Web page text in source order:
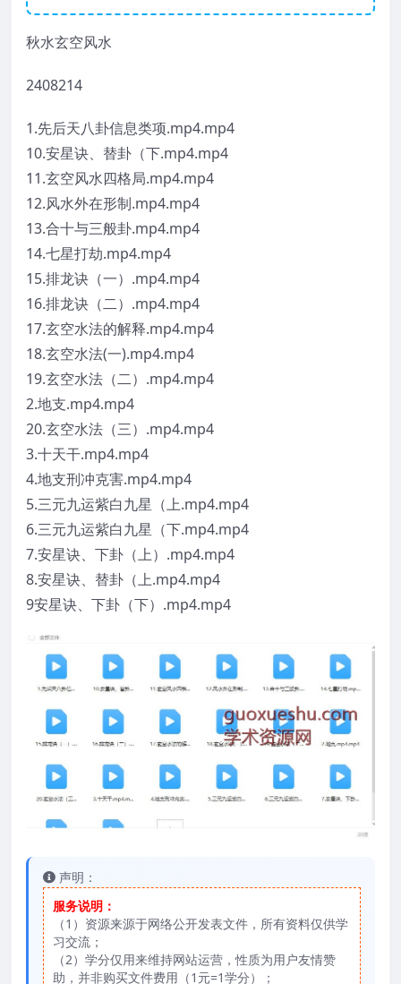
秋水玄空风水
2408214
1.先后天八卦信息类项.mp4.mp4
10.安星诀、替卦（下.mp4.mp4
11.玄空风水四格局.mp4.mp4
12.风水外在形制.mp4.mp4
13.合十与三般卦.mp4.mp4
14.七星打劫.mp4.mp4
15.排龙诀（一）.mp4.mp4
16.排龙诀（二）.mp4.mp4
17.玄空水法的解释.mp4.mp4
18.玄空水法(一).mp4.mp4
19.玄空水法（二）.mp4.mp4
2.地支.mp4.mp4
20.玄空水法（三）.mp4.mp4
3.十天干.mp4.mp4
4.地支刑冲克害.mp4.mp4
5.三元九运紫白九星（上.mp4.mp4
6.三元九运紫白九星（下.mp4.mp4
7.安星诀、下卦（上）.mp4.mp4
8.安星诀、替卦（上.mp4.mp4
9安星诀、下卦（下）.mp4.mp4
声明：
服务说明：
（1）资源来源于网络公开发表文件，所有资料仅供学
习交流；
（2）学分仅用来维持网站运营，性质为用户友情赞
助，并非购买文件费用（1元=1学分）；